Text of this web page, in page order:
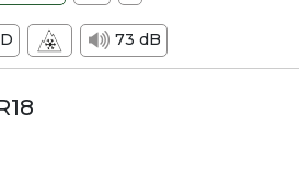
D 73 dB